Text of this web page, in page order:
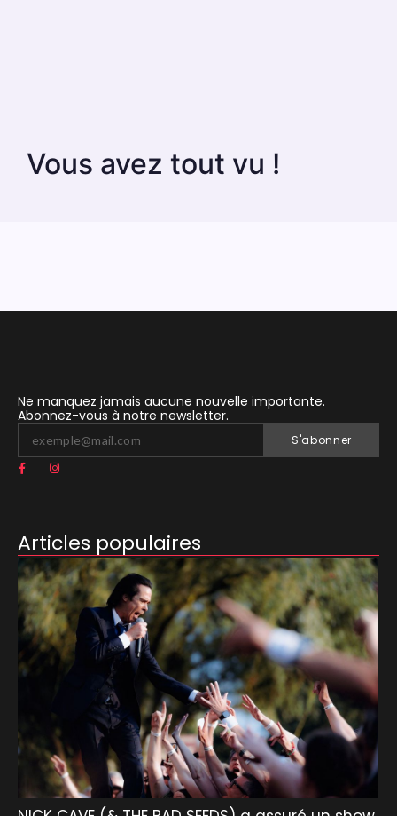
Vous avez tout vu !
Ne manquez jamais aucune nouvelle importante.
Abonnez-vous à notre newsletter.
S'abonner
Articles populaires